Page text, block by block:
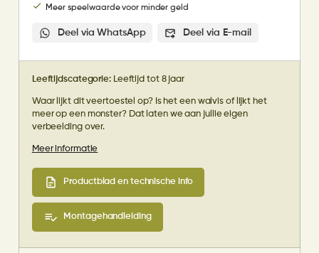
Meer speelwaarde voor minder geld
Deel via WhatsApp Deel via E-mail
Leeftijdscategorie:Leeftijd tot 8 jaar
Waar lijkt dit veertoestel op? Is het een walvis of lijkt het
meer op een monster? Dat laten we aan jullie eigen
verbeelding over.
Meer informatie
Productblad en technische info
Montagehandleiding